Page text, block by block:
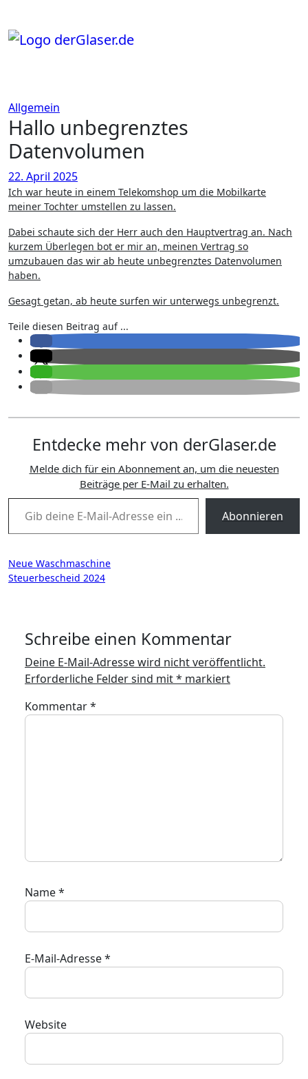
springen
Allgemein
Hallo unbegrenztes
Datenvolumen
22. April 2025
Ich war heute in einem Telekomshop um die Mobilkarte
meiner Tochter umstellen zu lassen.
Dabei schaute sich der Herr auch den Hauptvertrag an. Nach
kurzem Überlegen bot er mir an, meinen Vertrag so
umzubauen das wir ab heute unbegrenztes Datenvolumen
haben.
Gesagt getan, ab heute surfen wir unterwegs unbegrenzt.
Teile diesen Beitrag auf ...
Entdecke mehr von derGlaser.de
Melde dich für ein Abonnement an, um die neuesten
Beiträge per E-Mail zu erhalten.
Gib deine E-Mail-Adresse ein ...
Abonnieren
Beitragsnavigation
Neue Waschmaschine
Steuerbescheid 2024
Schreibe einen Kommentar
Deine E-Mail-Adresse wird nicht veröffentlicht.
Erforderliche Felder sind mit* markiert
Kommentar*
Name*
E-Mail-Adresse*
Website